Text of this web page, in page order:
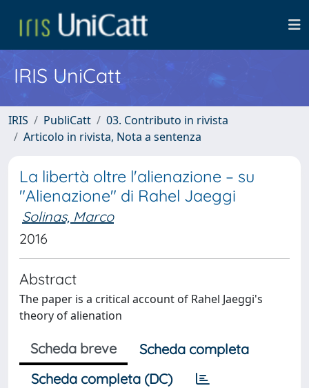
IRIS UniCatt
IRIS PubliCatt
03. Contributo in rivista
Articolo in rivista, Nota a sentenza
La libertà oltre l'alienazione – su
"Alienazione" di Rahel Jaeggi
Solinas, Marco
2016
Abstract
The paper is a critical account of Rahel Jaeggi's
theory of alienation
Scheda breve
Scheda completa
Scheda completa (DC)